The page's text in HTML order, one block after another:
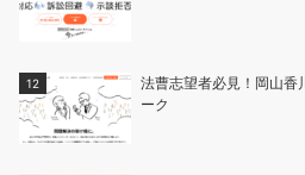
法曹志望者必見！岡山香
ーク